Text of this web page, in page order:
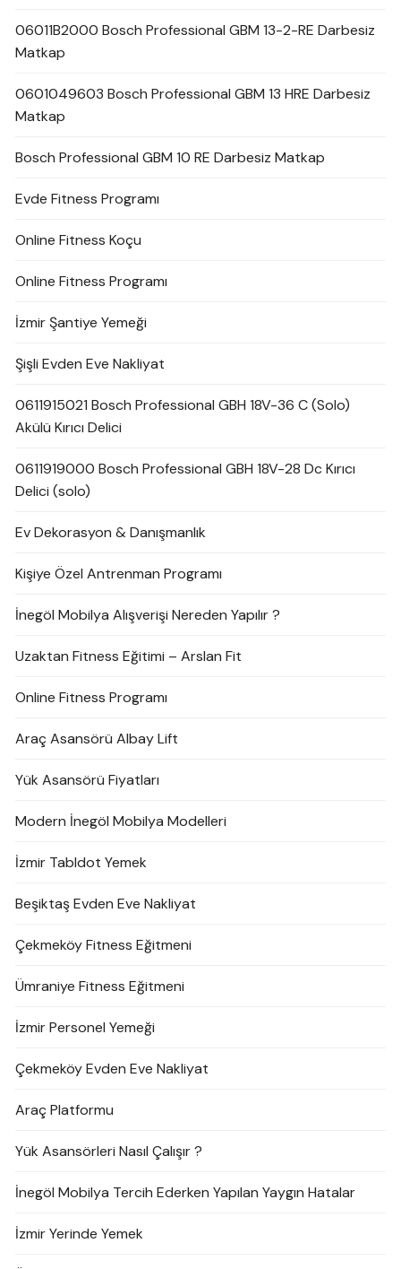
06011B2000 Bosch Professional GBM 13-2-RE Darbesiz
Matkap
0601049603 Bosch Professional GBM 13 HRE Darbesiz
Matkap
Bosch Professional GBM 10 RE Darbesiz Matkap
Evde Fitness Programı
Online Fitness Koçu
Online Fitness Programı
İzmir Şantiye Yemeği
Şişli Evden Eve Nakliyat
0611915021 Bosch Professional GBH 18V-36 C (Solo)
Akülü Kırıcı Delici
0611919000 Bosch Professional GBH 18V-28 Dc Kırıcı
Delici (solo)
Ev Dekorasyon & Danışmanlık
Kişiye Özel Antrenman Programı
İnegöl Mobilya Alışverişi Nereden Yapılır ?
Uzaktan Fitness Eğitimi – Arslan Fit
Online Fitness Programı
Araç Asansörü Albay Lift
Yük Asansörü Fiyatları
Modern İnegöl Mobilya Modelleri
İzmir Tabldot Yemek
Beşiktaş Evden Eve Nakliyat
Çekmeköy Fitness Eğitmeni
Ümraniye Fitness Eğitmeni
İzmir Personel Yemeği
Çekmeköy Evden Eve Nakliyat
Araç Platformu
Yük Asansörleri Nasıl Çalışır ?
İnegöl Mobilya Tercih Ederken Yapılan Yaygın Hatalar
İzmir Yerinde Yemek